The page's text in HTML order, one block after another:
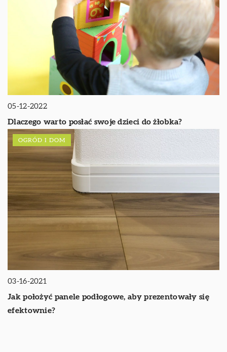
05-12-2022
Dlaczego warto posłać swoje dzieci do żłobka?
OGRÓD I DOM
03-16-2021
Jak położyć panele podłogowe, aby prezentowały się
efektownie?